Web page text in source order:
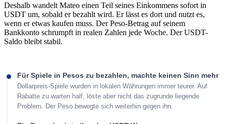
Deshalb wandelt Mateo einen Teil seines Einkommens sofort in
USDT um, sobald er bezahlt wird. Er lässt es dort und nutzt es,
wenn er etwas kaufen muss. Der Peso-Betrag auf seinem
Bankkonto schrumpft in realen Zahlen jede Woche. Der USDT-
Saldo bleibt stabil.
Für Spiele in Pesos zu bezahlen, machte keinen Sinn mehr
Dollarpreis-Spiele wurden in lokalen Währungen immer teurer. Auf
Rabatte zu warten half, löste aber nicht das zugrunde liegende
Problem. Der Peso bewegte sich weiterhin gegen ihn.